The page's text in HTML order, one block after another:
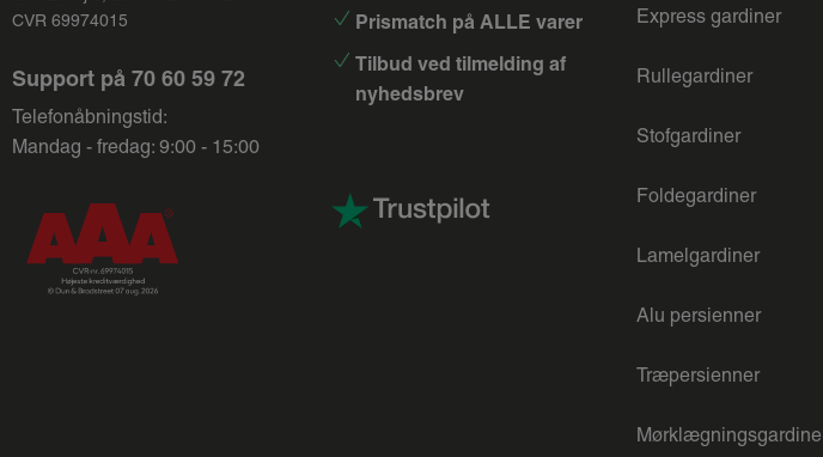
CVR 69974015
Support på 70 60 59 72
Telefonåbningstid:
Mandag - fredag: 9:00 - 15:00
Prismatch på ALLE varer
Tilbud ved tilmelding af
nyhedsbrev
Express gardiner
Rullegardiner
Stofgardiner
Foldegardiner
Lamelgardiner
Alu persienner
Træpersienner